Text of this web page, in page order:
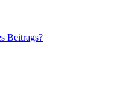
Beitrags?